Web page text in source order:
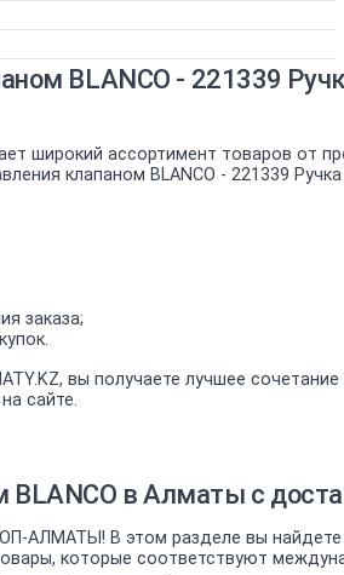
BLANCO - 221339
широкий ассортимент товаров
клапаном BLANCO - 221339
заказа;
вы получаете лучшее
сайте.
в Алматы с
АЛМАТЫ! В этом разделе вы найдете
которые соответствуют